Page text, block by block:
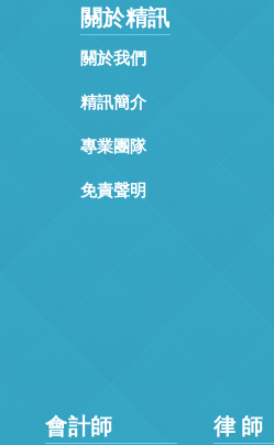
關於精訊
關於我們
精訊簡介
專業團隊
免責聲明
會計師 律 師